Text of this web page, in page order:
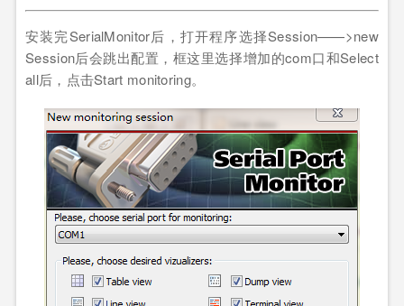
安装完SerialMonitor后，打开程序选择Session——>new
Session后会跳出配置，框这里选择增加的com口和Select
all后，点击Start monitoring。